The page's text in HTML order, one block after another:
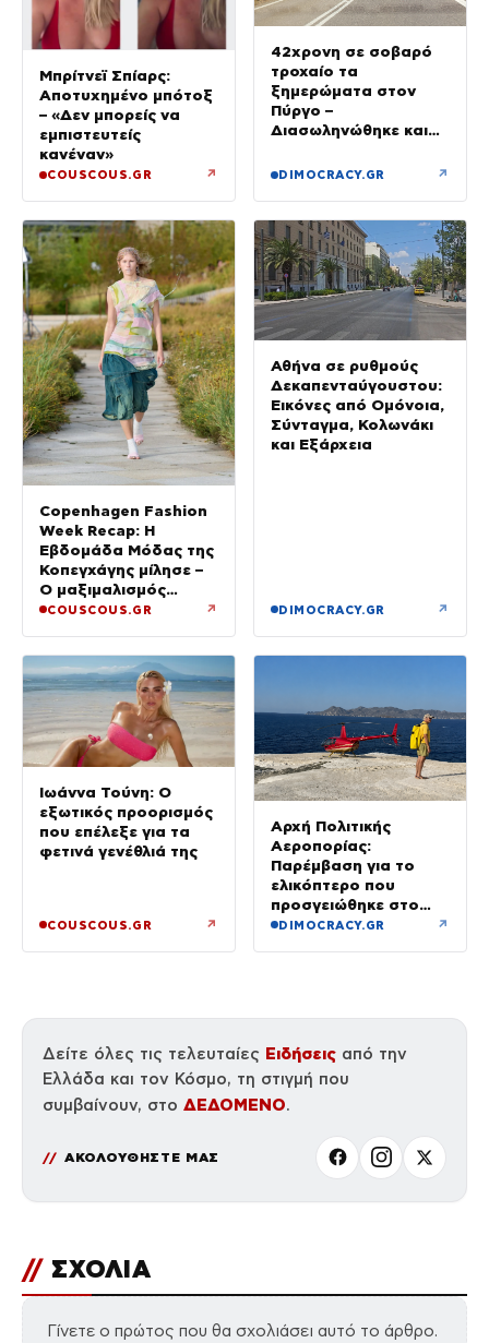
Μπρίτνεϊ Σπίαρς:
Αποτυχημένο μπότοξ
– «Δεν μπορείς να
εμπιστευτείς
κανέναν»
COUSCOUS.GR ↗
42χρονη σε σοβαρό
τροχαίο τα
ξημερώματα στον
Πύργο –
Διασωληνώθηκε και
DIMOCRACY.GR ↗
Copenhagen Fashion
Week Recap: Η
Εβδομάδα Μόδας της
Κοπεγχάγης μίλησε –
Ο μαξιμαλισμός
επιστρέφει
COUSCOUS.GR ↗
Αθήνα σε ρυθμούς
Δεκαπενταύγουστου:
Εικόνες από Ομόνοια,
Σύνταγμα, Κολωνάκι
και Εξάρχεια
DIMOCRACY.GR ↗
Ιωάννα Τούνη: Ο
εξωτικός προορισμός
που επέλεξε για τα
φετινά γενέθλιά της
COUSCOUS.GR ↗
Αρχή Πολιτικής
Αεροπορίας:
Παρέμβαση για το
ελικόπτερο που
προσγειώθηκε στο
Σαρακήνικο της
DIMOCRACY.GR ↗
Δείτε όλες τις τελευταίες Ειδήσεις από την
Ελλάδα και τον Κόσμο, τη στιγμή που
συμβαίνουν, στο ΔΕΔΟΜΕΝΟ.
ΑΚΟΛΟΥΘΗΣΤΕ ΜΑΣ
// ΣΧΟΛΙΑ
Γίνετε ο πρώτος που θα σχολιάσει αυτό το άρθρο.